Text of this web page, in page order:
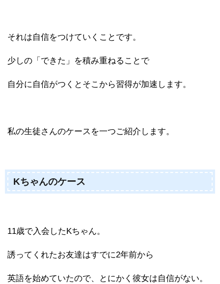
それは自信をつけていくことです。
少しの「できた」を積み重ねることで
自分に自信がつくとそこから習得が加速します。
私の生徒さんのケースを一つご紹介します。
Kちゃんのケース
11歳で入会したKちゃん。
誘ってくれたお友達はすでに2年前から
英語を始めていたので、とにかく彼女は自信がない。